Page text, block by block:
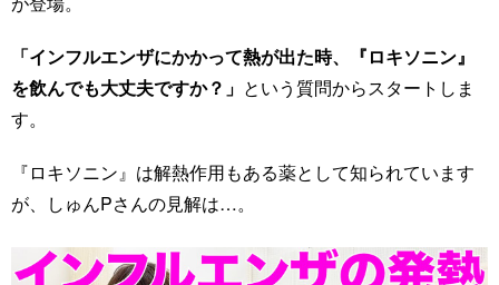
「インフルエンザにかかって熱が出た時、『ロキソニン』
を飲んでも大丈夫ですか？」 という質問からスタートしま
す。
『ロキソニン』は解熱作用もある薬として知られています
が、しゅんPさんの見解は…。